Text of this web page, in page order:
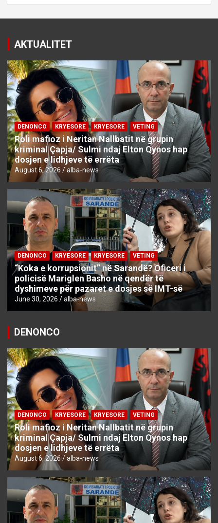
AKTUALITET
DENONCO KRYESORE KRYESORE VETING
Roli mafioz i Neritan Nallbatit në grupin
kriminal Çapja/ Sulmi ndaj Elton Qynos hap
dosjen e lidhjeve të errëta
August 6, 2026 alba-news
DENONCO KRYESORE KRYESORE VETING
“Koka e korrupsionit” në Sarandë? Oficeri i
policisë Mariglen Basho në qendër të
dyshimeve për pazaret e dosjes së IMT-së
June 30, 2026 alba-news
DENONCO
DENONCO KRYESORE KRYESORE VETING
Roli mafioz i Neritan Nallbatit në grupin
kriminal Çapja/ Sulmi ndaj Elton Qynos hap
dosjen e lidhjeve të errëta
August 6, 2026 alba-news